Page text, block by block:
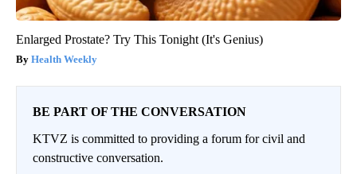
Enlarged Prostate? Try This Tonight (It's Genius)
Health Weekly
BE PART OF THE CONVERSATION
KTVZ is committed to providing a forum for civil and
constructive conversation.